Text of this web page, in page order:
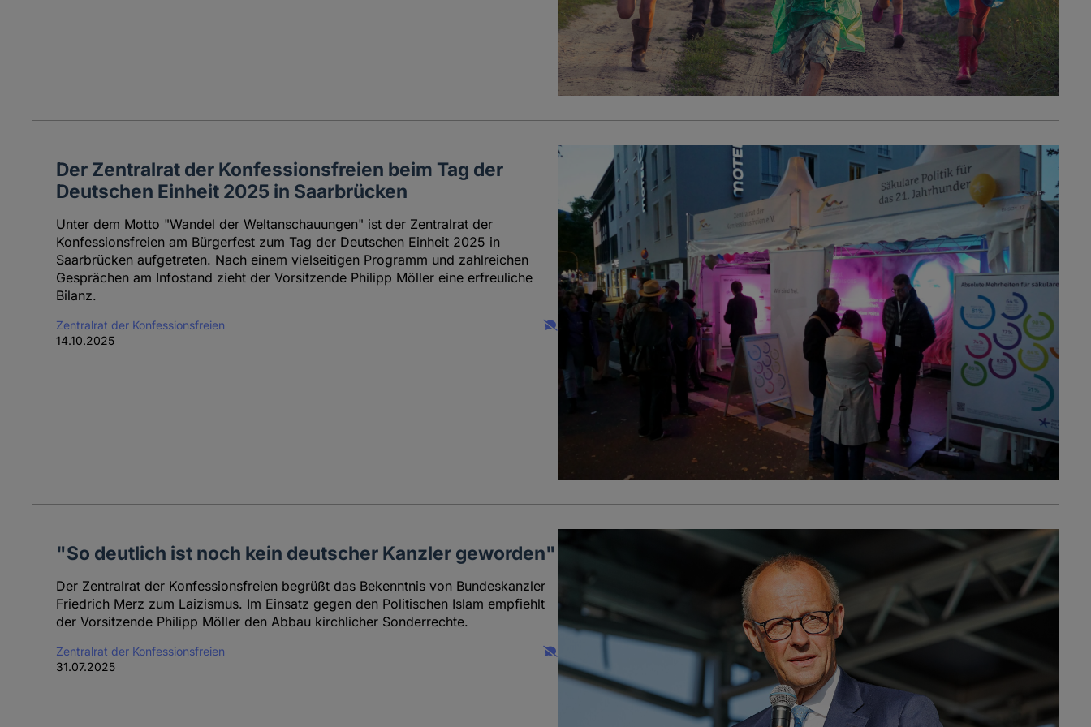
Der Zentralrat der Konfessionsfreien beim Tag der
Deutschen Einheit 2025 in Saarbrücken
Unter dem Motto "Wandel der Weltanschauungen" ist der Zentralrat der
Konfessionsfreien am Bürgerfest zum Tag der Deutschen Einheit 2025 in
Saarbrücken aufgetreten. Nach einem vielseitigen Programm und zahlreichen
Gesprächen am Infostand zieht der Vorsitzende Philipp Möller eine erfreuliche
Bilanz.
Zentralrat der Konfessionsfreien
14.10.2025
"So deutlich ist noch kein deutscher Kanzler geworden"
Der Zentralrat der Konfessionsfreien begrüßt das Bekenntnis von Bundeskanzler
Friedrich Merz zum Laizismus. Im Einsatz gegen den Politischen Islam empfiehlt
der Vorsitzende Philipp Möller den Abbau kirchlicher Sonderrechte.
Zentralrat der Konfessionsfreien
31.07.2025